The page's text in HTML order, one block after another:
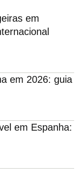
em
em 2026: guia
em Espanha: